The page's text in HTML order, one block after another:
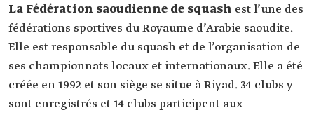
La Fédération saoudienne de squash est l’une des
fédérations sportives du Royaume d’Arabie saoudite.
Elle est responsable du squash et de l’organisation de
ses championnats locaux et internationaux. Elle a été
créée en 1992 et son siège se situe à Riyad. 34 clubs y
sont enregistrés et 14 clubs participent aux